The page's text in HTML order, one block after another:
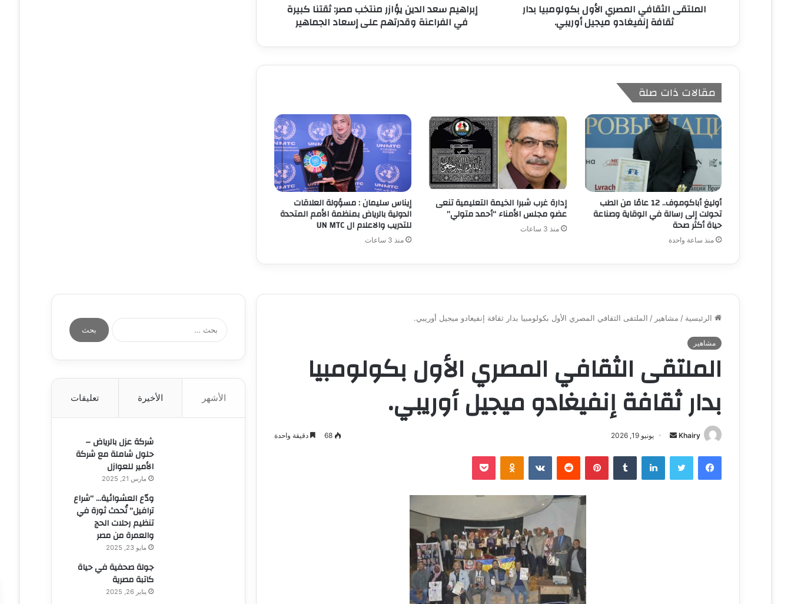
الملتقى الثقافي المصري الأول بكولومبيا بدار
ثقافة إنفيغادو ميجيل أوريبي.
إبراهيم سعد الدين يؤازر منتخب مصر: ثقتنا كبيرة
في الفراعنة وقدرتهم على إسعاد الجماهير
مقالات ذات صلة
أوليغ أباكوموف.. 12 عامًا من الطب
تحولت إلى رسالة في الوقاية وصناعة
حياة أكثر صحة
منذ ساعة واحدة
إدارة غرب شبرا الخيمة التعليمية تنعى
عضو مجلس الأمناء “أحمد متولي”
منذ 3 ساعات
إيناس سليمان : مسؤولة العلاقات
الدولية بالرياض بمنظمة الأمم المتحدة
للتدريب والاعلام ال UN MTC
منذ 3 ساعات